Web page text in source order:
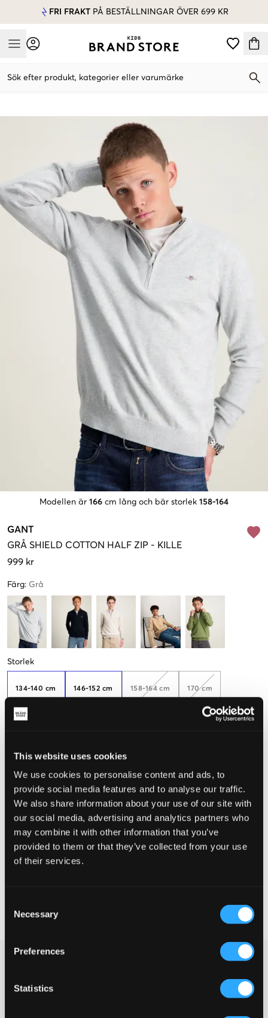
This website uses cookies
We use cookies to personalise content and ads, to
provide social media features and to analyse our traffic.
We also share information about your use of our site with
our social media, advertising and analytics partners who
may combine it with other information that you’ve
provided to them or that they’ve collected from your use
of their services.
Selection
Necessary
Preferences
Statistics
FRI FRAKT PÅ BESTÄLLNINGAR ÖVER 699 KR
Mobile Menu
Sök efter produkt, kategorier eller varumärke
Modellen är 166 cm lång och bär storlek 158-164
GANT
GRÅ SHIELD COTTON HALF ZIP - KILLE
999 kr
Färg: Grå
Storlek
134-140 cm 146-152 cm 158-164 cm 170 cm
Upplevd storlek
Liten Perfekt Stor
STORLEKSGUIDE
VÄLJ STORLEK
Öppet köpi 60 dagar
Grå tunnstickad tröja från Gant. Tröjan har half-zip och högre
sitter broderat på ena sidan av bröstet.